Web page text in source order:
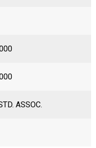
ASSOC.